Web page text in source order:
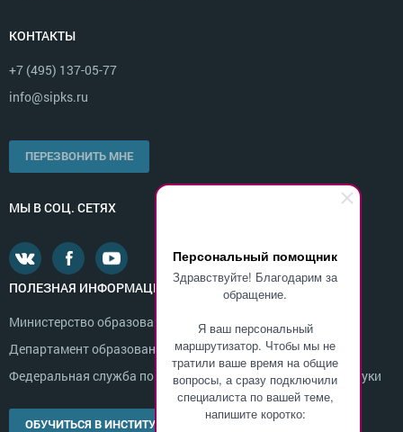
Персональный помощник
Здравствуйте! Благодарим за
обращение.
Я ваш персональный
маршрутизатор. Чтобы мы не
тратили ваше время на общие
вопросы, а сразу подключили
специалиста по вашей теме,
напишите коротко:
КОНТАКТЫ
+7 (495) 137-05-77
info@sipks.ru
ПЕРЕЗВОНИТЬ МНЕ
МЫ В СОЦ. СЕТЯХ
ПОЛЕЗНАЯ ИНФОРМАЦИЯ
Министерство образования и науки России
Департамент образования г. Москвы
Федеральная служба по надзору в сфере образования и науки
ОБУЧИТЬСЯ В ИНСТИТУТЕ